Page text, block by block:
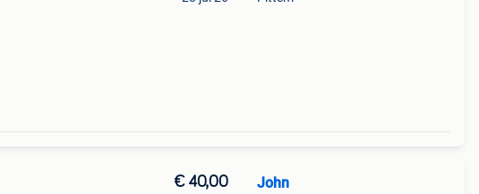
€ 40,00 John